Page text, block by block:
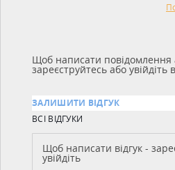
Щоб написати повідомлення
зареєструйтесь або увійдіть
ЗАЛИШИТИ ВІДГУК
ВСІ ВІДГУКИ
Щоб написати відгук -
увійдіть